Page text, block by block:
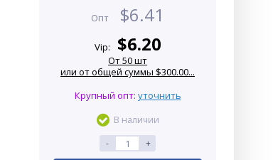
Опт $6.41
Vip: $6.20
От 50 шт
или от общей суммы $300.00...
Крупный опт: уточнить
В наличии
-
+